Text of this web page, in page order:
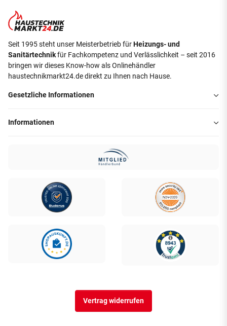
Seit 1995 steht unser Meisterbetrieb fürHeizungs- und
Sanitärtechnikfür Fachkompetenz und Verlässlichkeit – seit 2016
bringen wir dieses Know-how als Onlinehändler
haustechnikmarkt24.de direkt zu Ihnen nach Hause.
Gesetzliche Informationen
Informationen
Vertrag widerrufen